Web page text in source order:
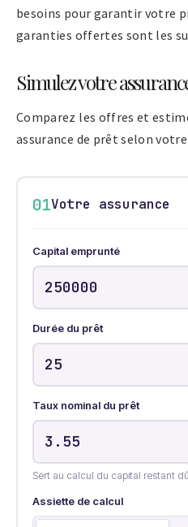
besoins pour garantir votre
garanties offertes sont les
Simulez votre
Comparez les offres et
assurance de prêt selon